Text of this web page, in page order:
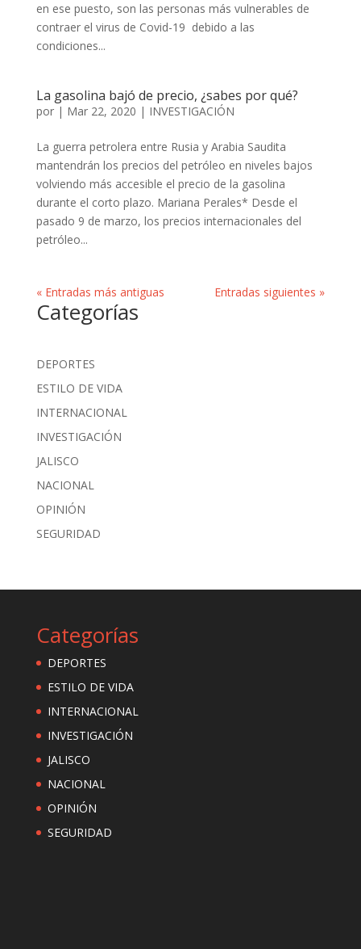
en ese puesto, son las personas más vulnerables de
contraer el virus de Covid-19 debido a las
condiciones...
La gasolina bajó de precio, ¿sabes por qué?
por | Mar 22, 2020 | INVESTIGACIÓN
La guerra petrolera entre Rusia y Arabia Saudita
mantendrán los precios del petróleo en niveles bajos
volviendo más accesible el precio de la gasolina
durante el corto plazo. Mariana Perales* Desde el
pasado 9 de marzo, los precios internacionales del
petróleo...
« Entradas más antiguas Entradas siguientes »
Categorías
DEPORTES
ESTILO DE VIDA
INTERNACIONAL
INVESTIGACIÓN
JALISCO
NACIONAL
OPINIÓN
SEGURIDAD
Categorías
DEPORTES
ESTILO DE VIDA
INTERNACIONAL
INVESTIGACIÓN
JALISCO
NACIONAL
OPINIÓN
SEGURIDAD